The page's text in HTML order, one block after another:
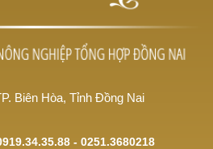
Biên Hòa, Tỉnh Đồng Nai
- 0251.3680218